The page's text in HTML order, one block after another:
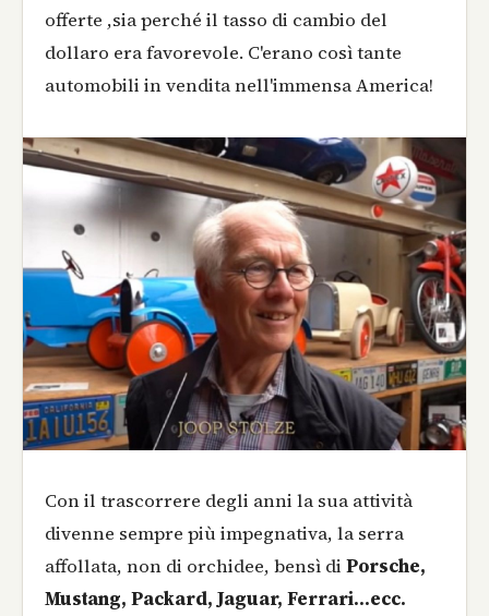
offerte ,sia perché il tasso di cambio del
dollaro era favorevole. C'erano così tante
automobili in vendita nell'immensa America!
Con il trascorrere degli anni la sua attività
divenne sempre più impegnativa, la serra
affollata, non di orchidee, bensì di Porsche,
Mustang, Packard, Jaguar, Ferrari...ecc.